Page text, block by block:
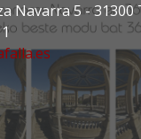
Navarra 5 - 31300